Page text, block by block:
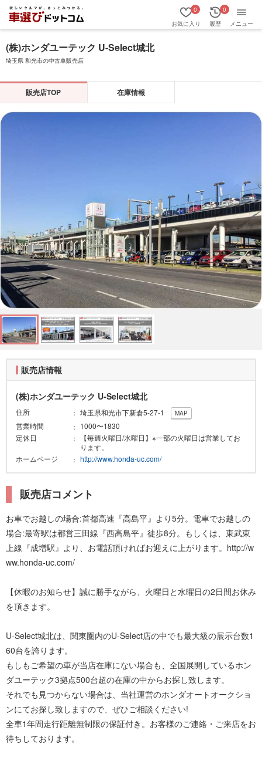
お気に入り
0
履歴
0
メニュー
(株)ホンダユーテック U-Select城北
埼玉県 和光市の中古車販売店
販売店TOP 在庫情報
販売店情報
(株)ホンダユーテック U-Select城北
住所 埼玉県和光市下新倉5-27-1 MAP
営業時間
1000〜1830
定休日
【毎週火曜日/水曜日】※一部の火曜日は営業してお
ります。
ホームページ
http://www.honda-uc.com/
販売店コメント
お車でお越しの場合:首都高速『高島平』より5分。電車でお越しの
場合:最寄駅は都営三田線『西高島平』徒歩8分。もしくは、東武東
上線『成増駅』より、お電話頂ければお迎えに上がります。http://w
ww.honda-uc.com/
【休暇のお知らせ】誠に勝手ながら、火曜日と水曜日の2日間お休み
を頂きます。
U-Select城北は、関東圏内のU-Select店の中でも最大級の展示台数1
60台を誇ります。
もしもご希望の車が当店在庫にない場合も、全国展開しているホン
ダユーテック3拠点500台超の在庫の中からお探し致します。
それでも見つからない場合は、当社運営のホンダオートオークショ
ンにてお探し致しますので、ぜひご相談ください!
全車1年間走行距離無制限の保証付き。お客様のご連絡・ご来店をお
待ちしております。